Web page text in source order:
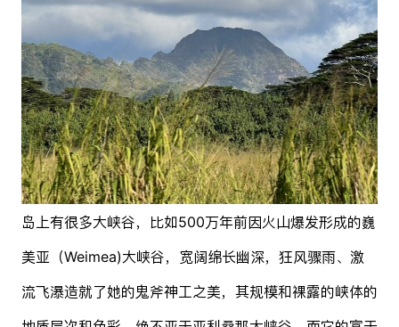
岛上有很多大峡谷，比如500万年前因火山爆发形成的巍
美亚（Weimea)大峡谷，宽阔绵长幽深，狂风骤雨、激
流飞瀑造就了她的鬼斧神工之美，其规模和裸露的峡体的